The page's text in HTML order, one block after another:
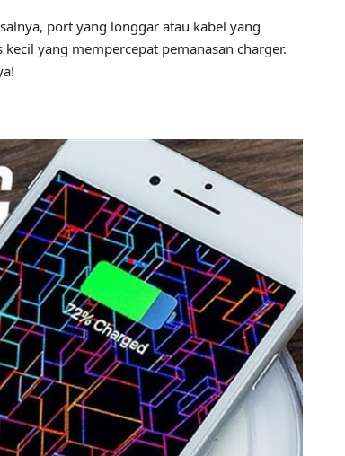
port yang longgar atau kabel yang
yang mempercepat pemanasan charger.